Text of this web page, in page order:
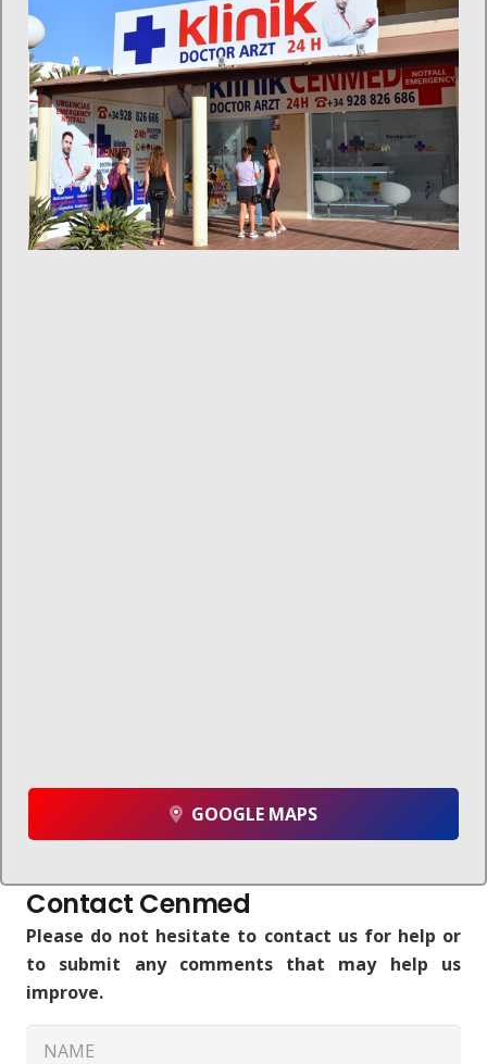
GOOGLE MAPS
Contact Cenmed
Please do not hesitate to contact us for help or
to submit any comments that may help us
improve.